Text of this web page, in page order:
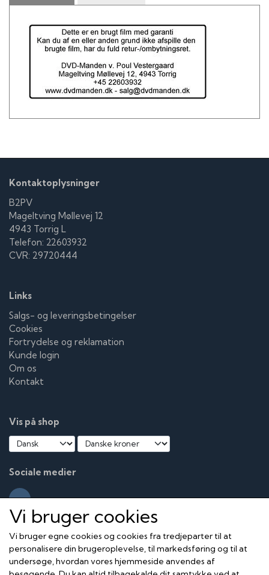
Kontaktoplysninger
B2PV
Mageltving Møllevej 12
4943 Torrig L
Telefon: 22603932
CVR: 29720444
Links
Salgs- og leveringsbetingelser
Cookies
Fortrydelse og reklamation
Kunde login
Om os
Kontakt
Vis på shop
Sociale medier
Vi bruger cookies
Vi bruger egne cookies og cookies fra tredjeparter til at
personalisere din brugeroplevelse, til markedsføring og til at
undersøge, hvordan vores hjemmeside anvendes af